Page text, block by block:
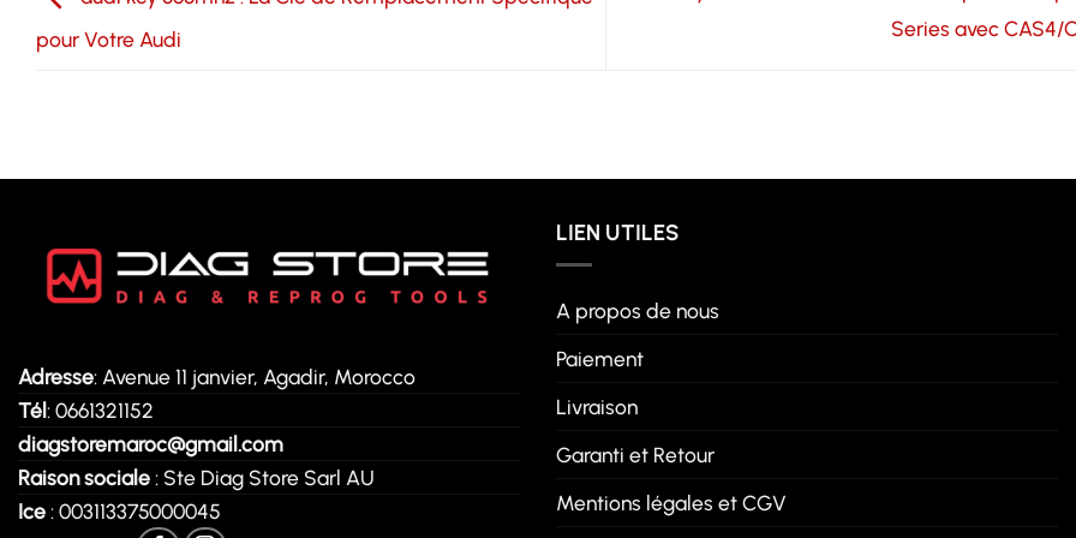
pour Votre Audi
Series avec CAS4/
Adresse: Avenue 11 janvier, Agadir, Morocco
Tél: 0661321152
diagstoremaroc@gmail.com
Raison sociale: Ste Diag Store Sarl AU
Ice: 003113375000045
LIEN UTILES
A propos de nous
Paiement
Livraison
Garanti et Retour
Mentions légales et CGV